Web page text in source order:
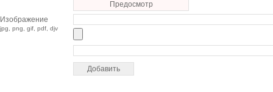
Предосмотр
Изображение
jpg, png, gif, pdf, djv